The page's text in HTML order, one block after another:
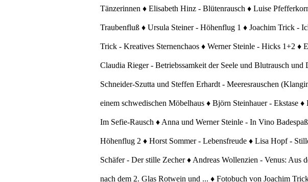
Tänzerinnen ♦ Elisabeth Hinz - Blütenrausch ♦ Luise
Traubenfluß ♦ Ursula Steiner - Höhenflug 1 ♦ Joachim Trick -
Trick - Kreatives Sternenchaos ♦ Werner Steinle - Hicks 1+2 ♦
Claudia Rieger - Betriebssamkeit der Seele und Blutrausch
Schneider-Szutta und Steffen Erhardt - Meeresrauschen
einem schwedischen Möbelhaus ♦ Björn Steinhauer - Ekstase
Im Sefie-Rausch ♦ Anna und Werner Steinle - In Vino
Höhenflug 2 ♦ Horst Sommer - Lebensfreude ♦ Lisa Hopf -
Schäfer - Der stille Zecher ♦ Andreas Wollenzien - Venus: Aus
nach dem 2. Glas Rotwein und ... ♦ Fotobuch von Joachim